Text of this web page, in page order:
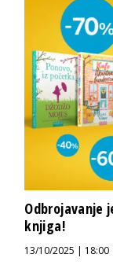
Odbrojavanje
knjiga!
13/10/2025 | 18:00